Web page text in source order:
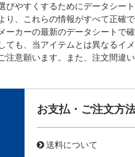
やすくするためにデータシー
り、これらの情報がすべて正確
ーカーの最新のデータシートで
ても、当アイテムとは異なるイ
注意願います。また、注文間違
お支払・ご注文方
送料について